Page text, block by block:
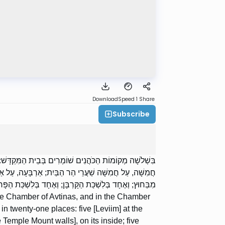
DownloadSpeed 1 Share
Subscribe
בִּשְׁלֹשָׁה מְקוֹמוֹת הַכֹּהֲנִים שׁוֹמְרִים בְּבֵית הַמִּקְדָּשׁ:
חֲמִשָּׁה, עַל חֲמִשָּׁה שַׁעֲרֵי הַר הַבַּיִת; אַרְבָּעָה, עַל
מִבַּחוּץ; וְאֶחָד בְּלִשְׁכַּת הַקָּרְבָּן; וְאֶחָד בְּלִשְׁכַּת
Chamber of Avtinas, and in the Chamber
twenty-one places: five [Leviim] at the
Mount walls], on its inside; five